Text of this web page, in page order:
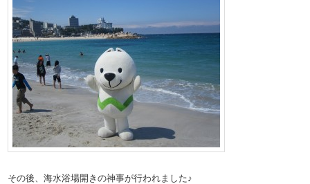
その後、海水浴場開きの神事が行われました♪